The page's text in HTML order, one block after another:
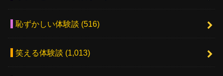
恥ずかしい体験談 (516)
笑える体験談 (1,013)